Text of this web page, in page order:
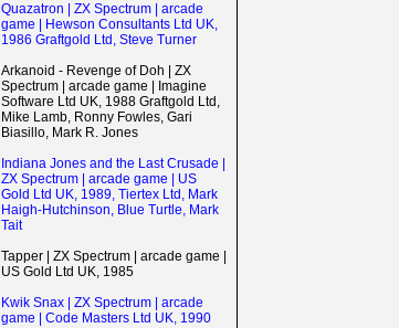
Quazatron | ZX Spectrum | arcade
game | Hewson Consultants Ltd UK,
1986 Graftgold Ltd, Steve Turner
Arkanoid - Revenge of Doh | ZX
Spectrum | arcade game | Imagine
Software Ltd UK, 1988 Graftgold Ltd,
Mike Lamb, Ronny Fowles, Gari
Biasillo, Mark R. Jones
Indiana Jones and the Last Crusade |
ZX Spectrum | arcade game | US
Gold Ltd UK, 1989, Tiertex Ltd, Mark
Haigh-Hutchinson, Blue Turtle, Mark
Tait
Tapper | ZX Spectrum | arcade game |
US Gold Ltd UK, 1985
Kwik Snax | ZX Spectrum | arcade
game | Code Masters Ltd UK, 1990